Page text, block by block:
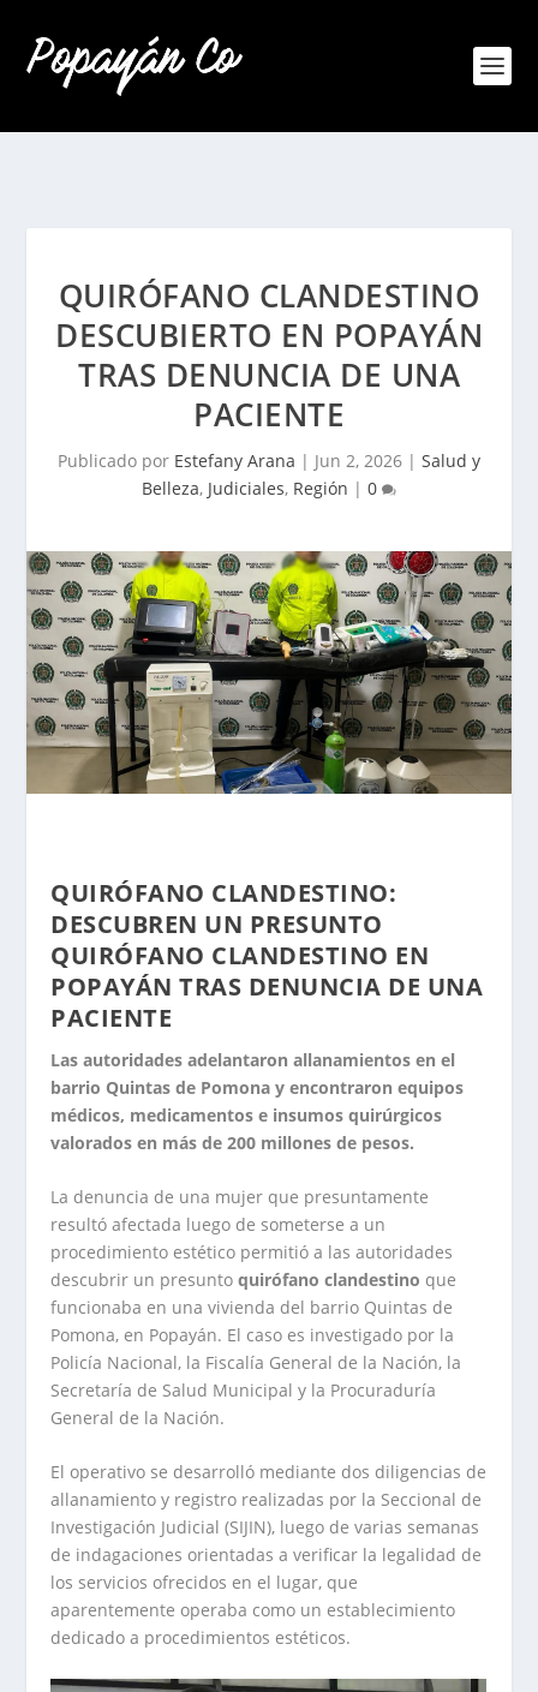
QUIRÓFANO CLANDESTINO
DESCUBIERTO EN POPAYÁN
TRAS DENUNCIA DE UNA
PACIENTE
Publicado por Estefany Arana | Jun 2, 2026 | Salud y
Belleza, Judiciales, Región | 0
QUIRÓFANO CLANDESTINO:
DESCUBREN UN PRESUNTO
QUIRÓFANO CLANDESTINO EN
POPAYÁN TRAS DENUNCIA DE UNA
PACIENTE
Las autoridades adelantaron allanamientos en el
barrio Quintas de Pomona y encontraron equipos
médicos, medicamentos e insumos quirúrgicos
valorados en más de 200 millones de pesos.
La denuncia de una mujer que presuntamente
resultó afectada luego de someterse a un
procedimiento estético permitió a las autoridades
descubrir un presuntoquirófano clandestino que
funcionaba en una vivienda del barrio Quintas de
Pomona, en Popayán. El caso es investigado por la
Policía Nacional, la Fiscalía General de la Nación, la
Secretaría de Salud Municipal y la Procuraduría
General de la Nación.
El operativo se desarrolló mediante dos diligencias de
allanamiento y registro realizadas por la Seccional de
Investigación Judicial (SIJIN), luego de varias semanas
de indagaciones orientadas a verificar la legalidad de
los servicios ofrecidos en el lugar, que
aparentemente operaba como un establecimiento
dedicado a procedimientos estéticos.